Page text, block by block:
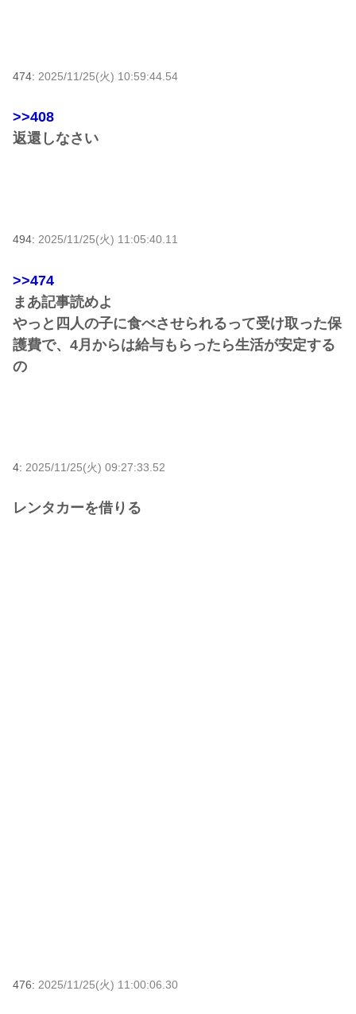
474: 2025/11/25(火) 10:59:44.54
>>408
返還しなさい
494: 2025/11/25(火) 11:05:40.11
>>474
まあ記事読めよ
やっと四人の子に食べさせられるって受け取った保
護費で、4月からは給与もらったら生活が安定する
の
4: 2025/11/25(火) 09:27:33.52
レンタカーを借りる
476: 2025/11/25(火) 11:00:06.30